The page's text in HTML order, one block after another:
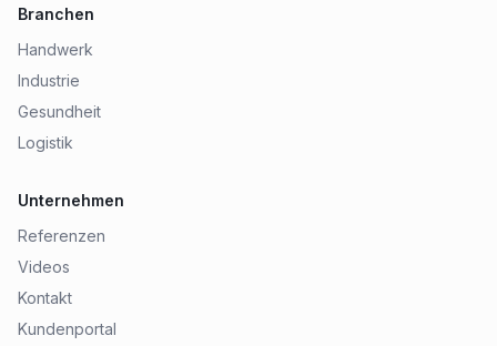
Branchen
Handwerk
Industrie
Gesundheit
Logistik
Unternehmen
Referenzen
Videos
Kontakt
Kundenportal